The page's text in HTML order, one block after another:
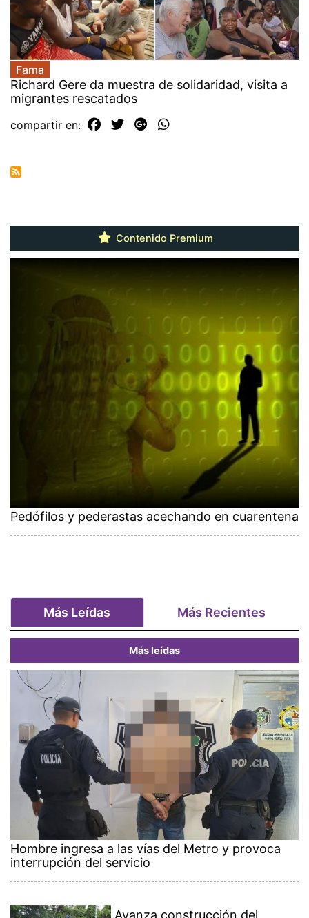
Fama
Richard Gere da muestra de solidaridad, visita a
migrantes rescatados
compartir en:
Contenido Premium
Pedófilos y pederastas acechando en cuarentena
Más Leídas Más Recientes
Más leídas
Hombre ingresa a las vías del Metro y provoca
interrupción del servicio
Avanza construcción del